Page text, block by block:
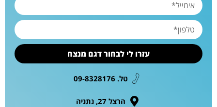
עזרו לי לבחור דגם מנצח
טל. 09-8328176
הרצל 27, נתניה